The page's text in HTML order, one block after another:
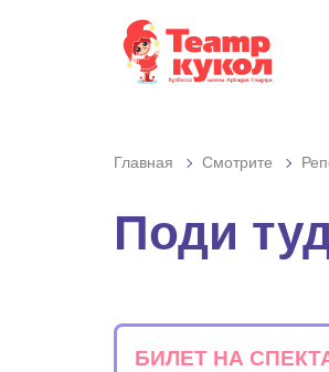
Обычная
Интервал:
Главная Смотрите
Поди
БИЛЕТ НА